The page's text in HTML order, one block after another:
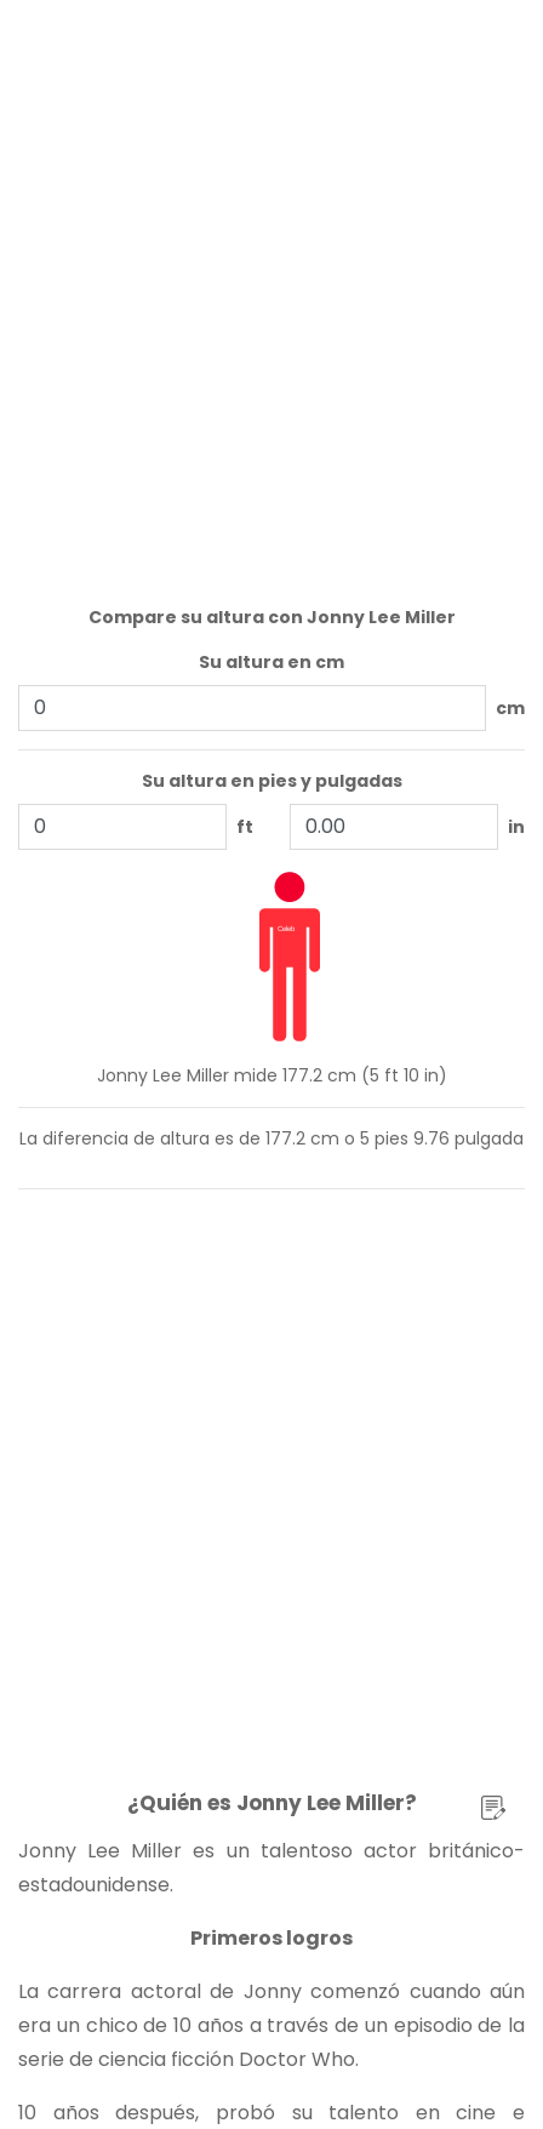
Compare su altura con Jonny Lee Miller
Su altura en cm
cm
Su altura en pies y pulgadas
ft
in
Jonny Lee Miller mide 177.2 cm (5 ft 10 in)
La diferencia de altura es de 177.2 cm o 5 pies 9.76 pulgada
¿Quién es Jonny Lee Miller?
Jonny Lee Miller es un talentoso actor británico-
estadounidense.
Primeros logros
La carrera actoral de Jonny comenzó cuando aún
era un chico de 10 años a través de un episodio de la
serie de ciencia ficción Doctor Who.
10 años después, probó su talento en cine e